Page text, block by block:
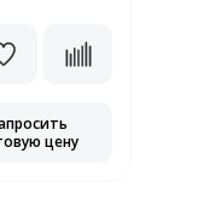
цену